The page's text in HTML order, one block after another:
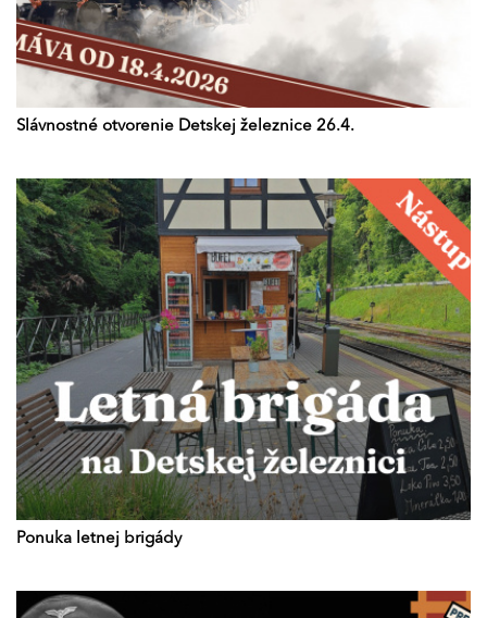
Slávnostné otvorenie Detskej železnice 26.4.
Ponuka letnej brigády